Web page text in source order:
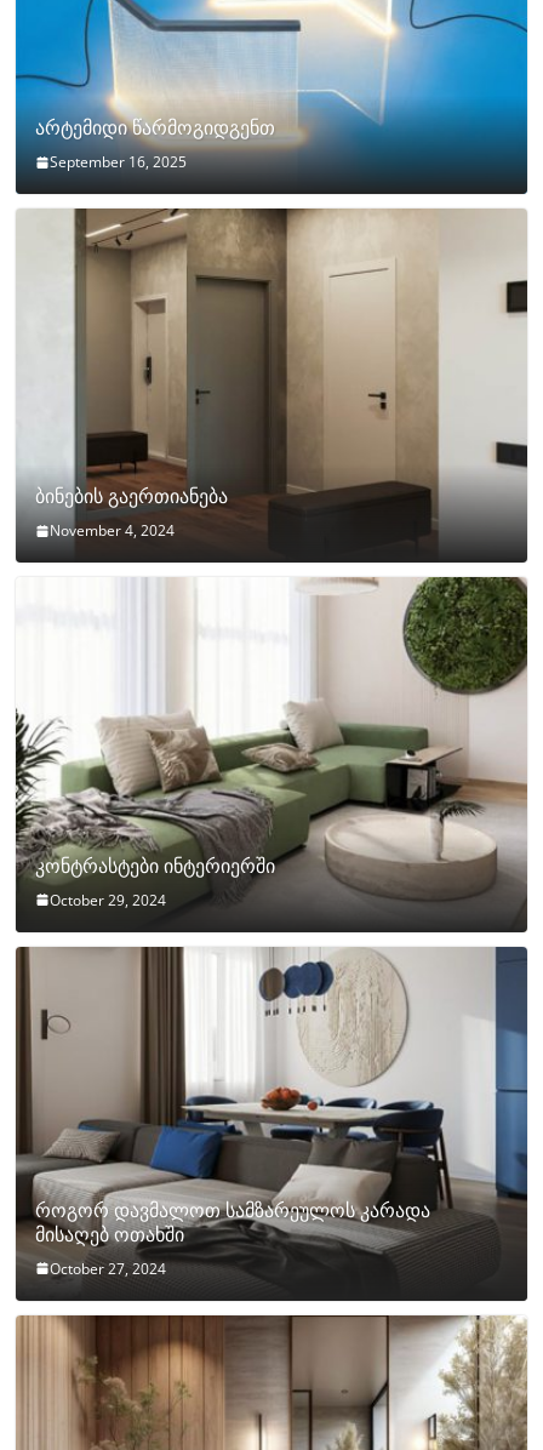
არტემიდი წარმოგიდგენთ
September 16, 2025
ბინების გაერთიანება
November 4, 2024
კონტრასტები ინტერიერში
October 29, 2024
როგორ დავმალოთ სამზარეულოს კარადა
მისაღებ ოთახში
October 27, 2024